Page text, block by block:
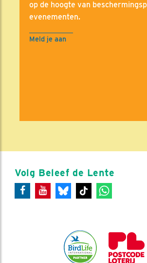
op de hoogte van
evenementen.
Meld je aan
Volg Beleef de Lente